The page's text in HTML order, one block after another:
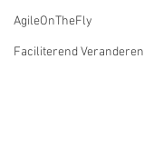
AgileOnTheFly
Faciliterend Veranderen